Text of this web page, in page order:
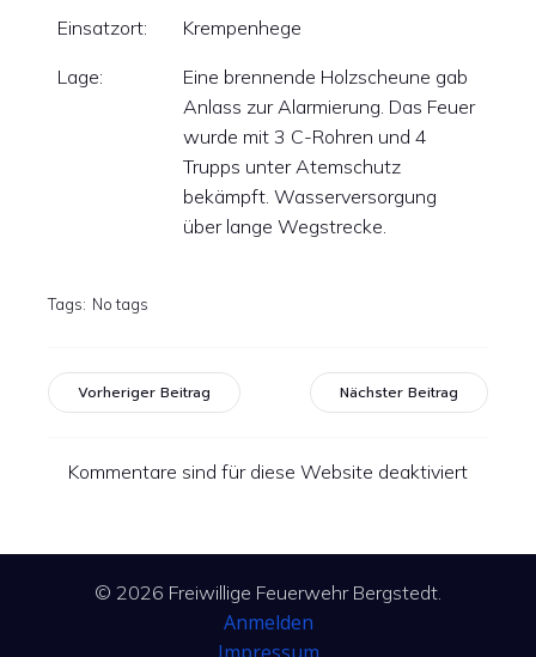
Einsatzort: Krempenhege
Lage:
Eine brennende Holzscheune gab
Anlass zur Alarmierung. Das Feuer
wurde mit 3 C-Rohren und 4
Trupps unter Atemschutz
bekämpft. Wasserversorgung
über lange Wegstrecke.
Tags: No tags
Vorheriger Beitrag Nächster Beitrag
Kommentare sind für diese Website deaktiviert
© 2026 Freiwillige Feuerwehr Bergstedt.
Anmelden